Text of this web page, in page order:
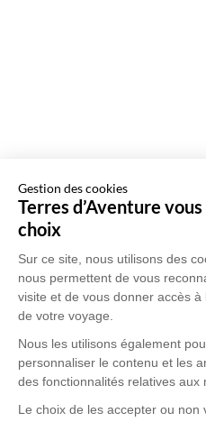
Gestion des cookies
Terres d’Aventure vous
choix
Sur ce site, nous utilisons des
nous permettent de vous
visite et de vous donner accès à
de votre voyage.
Nous les utilisons également
personnaliser le contenu et les
des fonctionnalités relatives aux
Le choix de les accepter ou